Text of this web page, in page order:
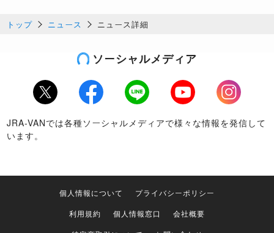
トップ ニュース ニュース詳細
ソーシャルメディア
Twitter Facebook LINE Youtube
Instagram
JRA-VANでは各種ソーシャルメディアで様々な情報を発信して
います。
個人情報について
プライバシーポリシー
利用規約
個人情報窓口
会社概要